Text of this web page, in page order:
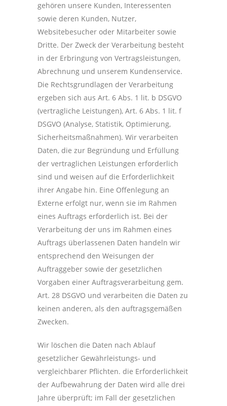
gehören unsere Kunden, Interessenten
sowie deren Kunden, Nutzer,
Websitebesucher oder Mitarbeiter sowie
Dritte. Der Zweck der Verarbeitung besteht
in der Erbringung von Vertragsleistungen,
Abrechnung und unserem Kundenservice.
Die Rechtsgrundlagen der Verarbeitung
ergeben sich aus Art. 6 Abs. 1 lit. b DSGVO
(vertragliche Leistungen), Art. 6 Abs. 1 lit. f
DSGVO (Analyse, Statistik, Optimierung,
Sicherheitsmaßnahmen). Wir verarbeiten
Daten, die zur Begründung und Erfüllung
der vertraglichen Leistungen erforderlich
sind und weisen auf die Erforderlichkeit
ihrer Angabe hin. Eine Offenlegung an
Externe erfolgt nur, wenn sie im Rahmen
eines Auftrags erforderlich ist. Bei der
Verarbeitung der uns im Rahmen eines
Auftrags überlassenen Daten handeln wir
entsprechend den Weisungen der
Auftraggeber sowie der gesetzlichen
Vorgaben einer Auftragsverarbeitung gem.
Art. 28 DSGVO und verarbeiten die Daten zu
keinen anderen, als den auftragsgemäßen
Zwecken.
Wir löschen die Daten nach Ablauf
gesetzlicher Gewährleistungs- und
vergleichbarer Pflichten. die Erforderlichkeit
der Aufbewahrung der Daten wird alle drei
Jahre überprüft; im Fall der gesetzlichen